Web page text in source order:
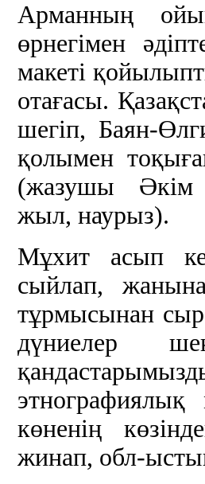
Арманның
өрнегімен
макеті
отағасы.
шегіп, Баян-
қолымен
(жазушы Әкім
жыл, наурыз).
Мұхит асып
сыйлап,
тұрмысынан
дүниелер
көненің
жинап, обл-